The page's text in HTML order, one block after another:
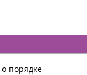
порядке